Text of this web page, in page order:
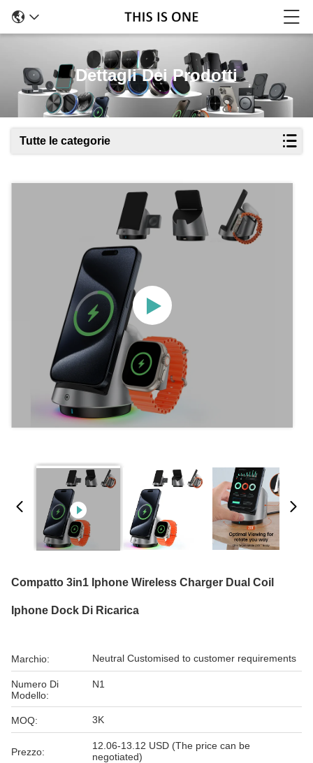
Dettagli Dei Prodotti
Tutte le categorie
Compatto 3in1 Iphone Wireless Charger Dual Coil
Iphone Dock Di Ricarica
Marchio: Neutral Customised to customer requirements
Numero Di
Modello:
N1
MOQ: 3K
Prezzo:
12.06-13.12 USD (The price can be
negotiated)